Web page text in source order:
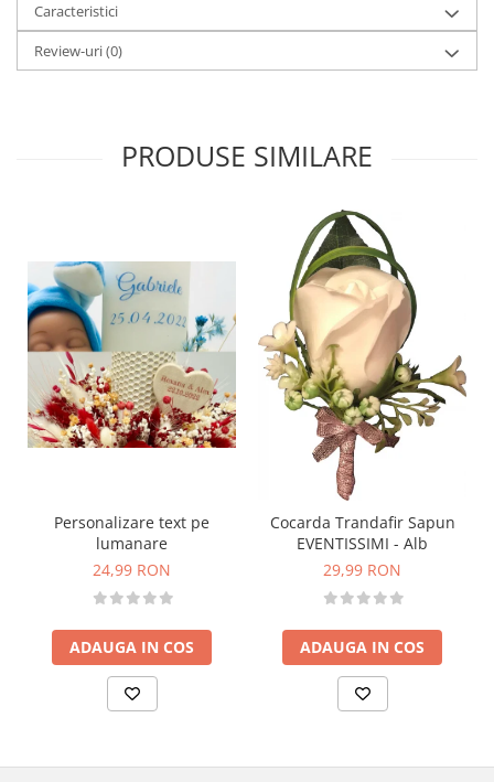
Caracteristici
Review-uri(0)
PRODUSE SIMILARE
Personalizare text pe
lumanare
24,99 RON
ADAUGA IN COS
Cocarda Trandafir Sapun
EVENTISSIMI - Alb
29,99 RON
ADAUGA IN COS